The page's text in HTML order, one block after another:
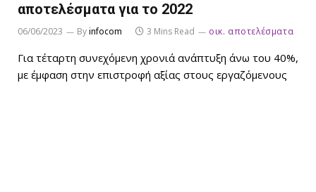
αποτελέσματα για το 2022
06/06/2023 Byinfocom 3 Mins Read οικ. αποτελέσματα
Για τέταρτη συνεχόμενη χρονιά ανάπτυξη άνω του 40%,
με έμφαση στην επιστροφή αξίας στους εργαζόμενους